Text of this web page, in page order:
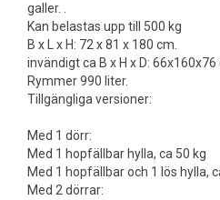
galler. .
Kan belastas upp till 500 kg
B x L x H: 72 x 81 x 180 cm.
invändigt ca B x H x D: 66x160x76
Rymmer 990 liter.
Tillgängliga versioner:
Med 1 dörr:
Med 1 hopfällbar hylla, ca 50 kg
Med 1 hopfällbar och 1 lös hylla,
Med 2 dörrar: